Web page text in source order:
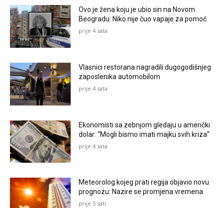
Ovo je žena koju je ubio sin na Novom
Beogradu: Niko nije čuo vapaje za pomoć
prije 4 sata
Vlasnici restorana nagradili dugogodišnjeg
zaposlenika automobilom
prije 4 sata
Ekonomisti sa zebnjom gledaju u američki
dolar: “Mogli bismo imati majku svih kriza”
prije 4 sata
Meteorolog kojeg prati regija objavio novu
prognozu: Nazire se promjena vremena
prije 5 sati